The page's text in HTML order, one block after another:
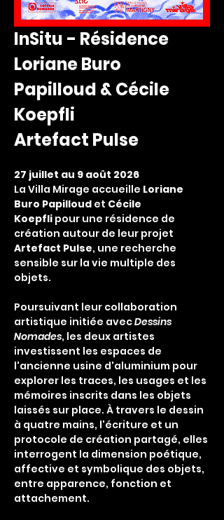
InSitu - Résidence
Loriane Buro
Papilloud & Cécile
Koepfli
Artefact Pulse
27 juillet au 9 août 2026
La Villa Mirage accueille Loriane
Buro Papilloud et Cécile
Koepfli pour une résidence de
création autour de leur projet
Artefact Pulse, une recherche
sensible sur la vie multiple des
objets.
Poursuivant leur collaboration
artistique initiée avec Dessins
Nomades, les deux artistes
investissent les espaces de
l'ancienne usine d'aluminium pour
explorer les traces, les usages et les
mémoires inscrits dans les objets
laissés sur place. À travers le dessin
à quatre mains, l'écriture et un
protocole de création partagé, elles
interrogent la dimension poétique,
affective et symbolique des objets,
entre apparence, fonction et
attachement.